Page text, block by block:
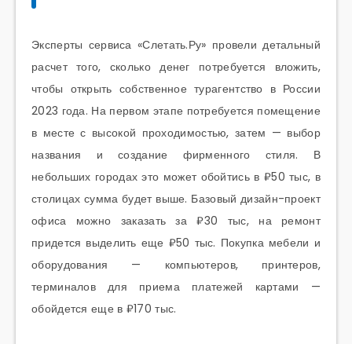
Эксперты сервиса «Слетать.Ру» провели детальный
расчет того, сколько денег потребуется вложить,
чтобы открыть собственное турагентство в России
2023 года. На первом этапе потребуется помещение
в месте с высокой проходимостью, затем — выбор
названия и создание фирменного стиля. В
небольших городах это может обойтись в ₽50 тыс, в
столицах сумма будет выше. Базовый дизайн-проект
офиса можно заказать за ₽30 тыс, на ремонт
придется выделить еще ₽50 тыс. Покупка мебели и
оборудования — компьютеров, принтеров,
терминалов для приема платежей картами —
обойдется еще в ₽170 тыс.